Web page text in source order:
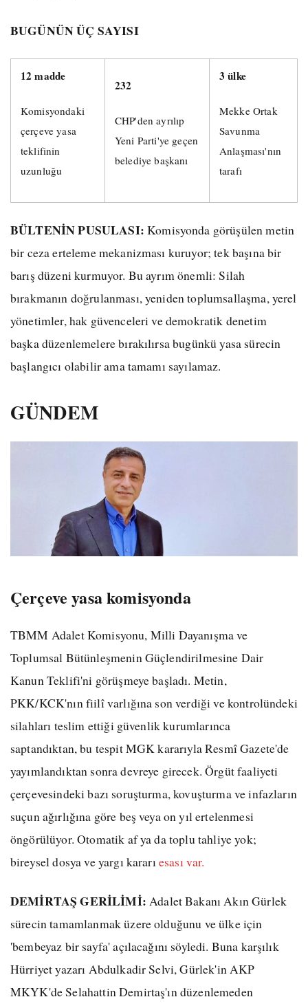
BUGÜNÜN ÜÇ SAYISI
12 madde
Komisyondaki
çerçeve yasa
teklifinin
uzunluğu
232
CHP'den ayrılıp
Yeni Parti'ye geçen
belediye başkanı
3 ülke
Mekke Ortak
Savunma
Anlaşması'nın
tarafı
BÜLTENİN PUSULASI: Komisyonda görüşülen metin
bir ceza erteleme mekanizması kuruyor; tek başına bir
barış düzeni kurmuyor. Bu ayrım önemli: Silah
bırakmanın doğrulanması, yeniden toplumsallaşma, yerel
yönetimler, hak güvenceleri ve demokratik denetim
başka düzenlemelere bırakılırsa bugünkü yasa sürecin
başlangıcı olabilir ama tamamı sayılamaz.
GÜNDEM
Çerçeve yasa komisyonda
TBMM Adalet Komisyonu, Milli Dayanışma ve
Toplumsal Bütünleşmenin Güçlendirilmesine Dair
Kanun Teklifi'ni görüşmeye başladı. Metin,
PKK/KCK'nın fiilî varlığına son verdiği ve kontrolündeki
silahları teslim ettiği güvenlik kurumlarınca
saptandıktan, bu tespit MGK kararıyla Resmî Gazete'de
yayımlandıktan sonra devreye girecek. Örgüt faaliyeti
çerçevesindeki bazı soruşturma, kovuşturma ve infazların
suçun ağırlığına göre beş veya on yıl ertelenmesi
öngörülüyor. Otomatik af ya da toplu tahliye yok;
bireysel dosya ve yargı kararı esası var.
DEMİRTAŞ GERİLİMİ: Adalet Bakanı Akın Gürlek
sürecin tamamlanmak üzere olduğunu ve ülke için
'bembeyaz bir sayfa' açılacağını söyledi. Buna karşılık
Hürriyet yazarı Abdulkadir Selvi, Gürlek'in AKP
MKYK'de Selahattin Demirtaş'ın düzenlemeden